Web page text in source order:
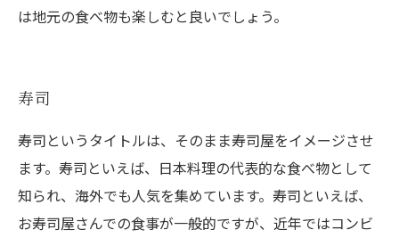
は地元の食べ物も楽しむと良いでしょう。
寿司
寿司というタイトルは、そのまま寿司屋をイメージさせ
ます。寿司といえば、日本料理の代表的な食べ物として
知られ、海外でも人気を集めています。寿司といえば、
お寿司屋さんでの食事が一般的ですが、近年ではコンビ